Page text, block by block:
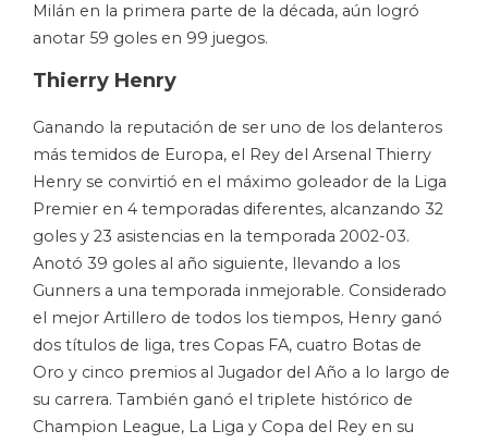
Milán en la primera parte de la década, aún logró
anotar 59 goles en 99 juegos.
Thierry Henry
Ganando la reputación de ser uno de los delanteros
más temidos de Europa, el Rey del Arsenal Thierry
Henry se convirtió en el máximo goleador de la Liga
Premier en 4 temporadas diferentes, alcanzando 32
goles y 23 asistencias en la temporada 2002-03.
Anotó 39 goles al año siguiente, llevando a los
Gunners a una temporada inmejorable. Considerado
el mejor Artillero de todos los tiempos, Henry ganó
dos títulos de liga, tres Copas FA, cuatro Botas de
Oro y cinco premios al Jugador del Año a lo largo de
su carrera. También ganó el triplete histórico de
Champion League, La Liga y Copa del Rey en su